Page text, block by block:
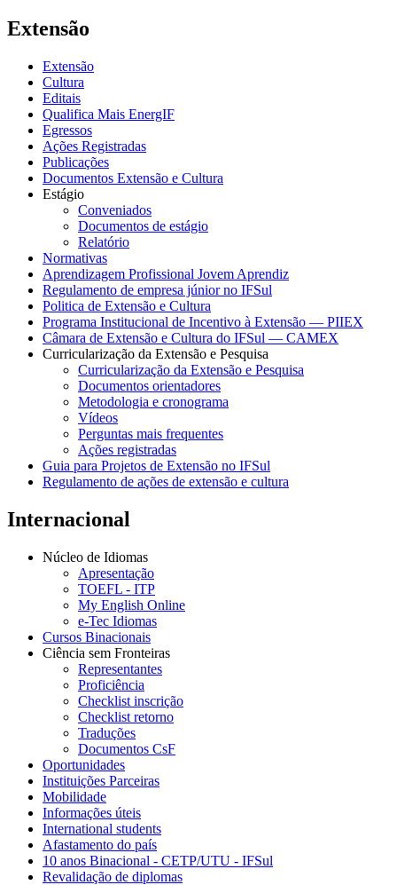
Extensão
Extensão
Cultura
Editais
Qualifica Mais EnergIF
Egressos
Ações Registradas
Publicações
Documentos Extensão e Cultura
Estágio
Conveniados
Documentos de estágio
Relatório
Normativas
Aprendizagem Profissional Jovem Aprendiz
Regulamento de empresa júnior no IFSul
Politica de Extensão e Cultura
Programa Institucional de Incentivo à Extensão — PIIEX
Câmara de Extensão e Cultura do IFSul — CAMEX
Curricularização da Extensão e Pesquisa
Curricularização da Extensão e Pesquisa
Documentos orientadores
Metodologia e cronograma
Vídeos
Perguntas mais frequentes
Ações registradas
Guia para Projetos de Extensão no IFSul
Regulamento de ações de extensão e cultura
Internacional
Núcleo de Idiomas
Apresentação
TOEFL - ITP
My English Online
e-Tec Idiomas
Cursos Binacionais
Ciência sem Fronteiras
Representantes
Proficiência
Checklist inscrição
Checklist retorno
Traduções
Documentos CsF
Oportunidades
Instituições Parceiras
Mobilidade
Informações úteis
International students
Afastamento do país
10 anos Binacional - CETP/UTU - IFSul
Revalidação de diplomas